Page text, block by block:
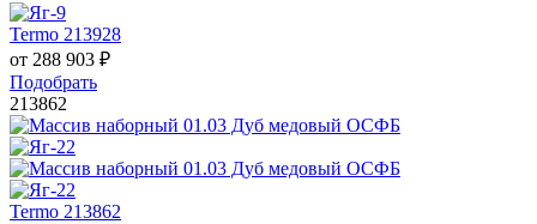
Termo 213928
от 288 903 ₽
Подобрать
213862
Termo 213862